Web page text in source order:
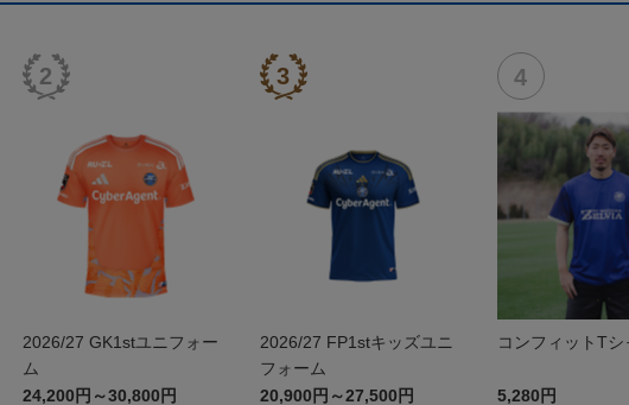
2026/27 GK1stユニフォー
ム
24,200円～30,800円
2026/27 FP1stキッズユニ
フォーム
20,900円～27,500円
コンフィットTシ
5,280円